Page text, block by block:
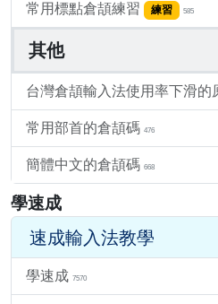
常用標點倉頡練習 練習 585
其他
台灣倉頡輸入法使用率下滑的
常用部首的倉頡碼 476
簡體中文的倉頡碼 668
學速成
速成輸入法教學
學速成 7570